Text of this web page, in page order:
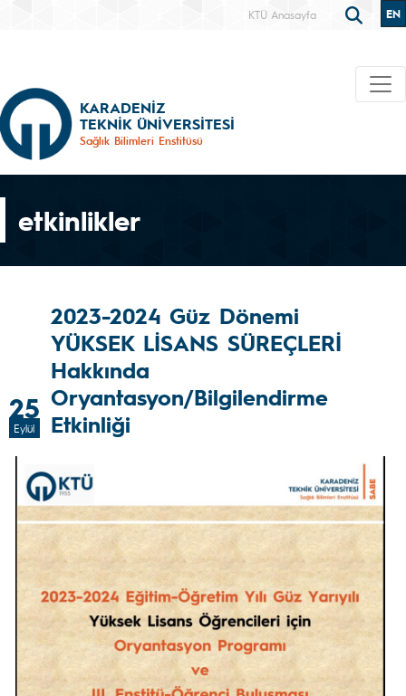
KTÜ Anasayfa EN
KARADENİZ
TEKNİK ÜNİVERSİTESİ
Sağlık Bilimleri Enstitüsü
etkinlikler
25
Eylül
2023-2024 Güz Dönemi
YÜKSEK LİSANS SÜREÇLERİ
Hakkında
Oryantasyon/Bilgilendirme
Etkinliği